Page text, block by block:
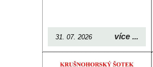
31. 07. 2026 více ...